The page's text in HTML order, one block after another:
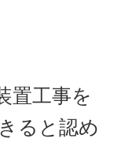
置工事を
ると認め